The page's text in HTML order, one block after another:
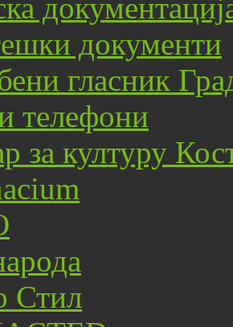
документи
гласник
телефони
за културу
Стил